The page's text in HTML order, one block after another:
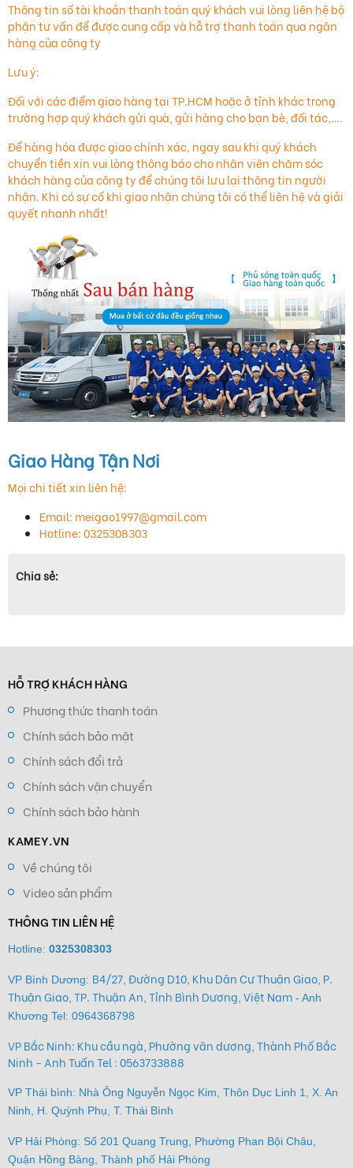
Thông tin số tài khoản thanh toán quý khách vui lòng liên hệ bộ
phận tư vấn để được cung cấp và hỗ trợ thanh toán qua ngân
hàng của công ty
Lưu ý:
Đối với các điểm giao hàng tại TP.HCM hoặc ở tỉnh khác trong
trường hợp quý khách gửi quà, gửi hàng cho bạn bè, đối tác,….
Để hàng hóa được giao chính xác, ngay sau khi quý khách
chuyển tiền xin vui lòng thông báo cho nhân viên chăm sóc
khách hàng của công ty để chúng tôi lưu lại thông tin người
nhận. Khi có sự cố khi giao nhận chúng tôi có thể liên hệ và giải
quyết nhanh nhất!
Giao Hàng Tận Nơi
Mọi chi tiết xin liên hệ:
Email: meigao1997@gmail.com
Hotline: 0325308303
Chia sẻ:
HỖ TRỢ KHÁCH HÀNG
Phương thức thanh toán
Chính sách bảo mật
Chính sách đổi trả
Chính sách vận chuyển
Chính sách bảo hành
KAMEY.VN
Về chúng tôi
Video sản phẩm
THÔNG TIN LIÊN HỆ
Hotline: 0325308303
VP Bình Dương: B4/27, Đường D10, Khu Dân Cư Thuận Giao, P.
Thuận Giao, TP. Thuận An, Tỉnh Bình Dương, Việt Nam - Anh
Khương Tel: 0964368798
VP Bắc Ninh: Khu cầu ngà, Phường vân dương, Thành Phố Bắc
Ninh - Anh Tuấn Tel : 0563733888
VP Thái bình: Nhà Ông Nguyễn Ngọc Kim, Thôn Dục Linh 1, X. An
Ninh, H. Quỳnh Phụ, T. Thái Bình
VP Hải Phòng: Số 201 Quang Trung, Phường Phan Bội Châu,
Quận Hồng Bàng, Thành phố Hải Phòng